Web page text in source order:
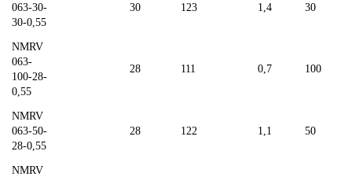
063-30-
30-0,55
30 123 1,4 30
NMRV
063-
100-28-
0,55
28 111 0,7 100
NMRV
063-50-
28-0,55
28 122 1,1 50
NMRV